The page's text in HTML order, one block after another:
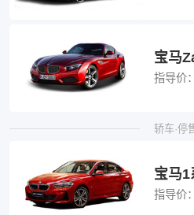
宝马
指导价：
轿车·停
宝马1
指导价：